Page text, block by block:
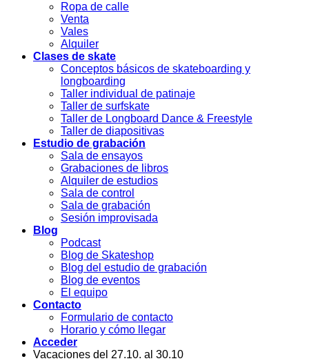
Ropa de calle
Venta
Vales
Alquiler
Clases de skate
Conceptos básicos de skateboarding y
longboarding
Taller individual de patinaje
Taller de surfskate
Taller de Longboard Dance & Freestyle
Taller de diapositivas
Estudio de grabación
Sala de ensayos
Grabaciones de libros
Alquiler de estudios
Sala de control
Sala de grabación
Sesión improvisada
Blog
Podcast
Blog de Skateshop
Blog del estudio de grabación
Blog de eventos
El equipo
Contacto
Formulario de contacto
Horario y cómo llegar
Acceder
Vacaciones del 27.10. al 30.10